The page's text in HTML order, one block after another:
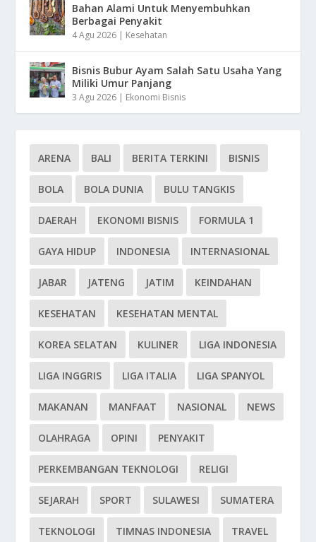
Bahan Alami Untuk Menyembuhkan
Berbagai Penyakit
4 Agu 2026 | Kesehatan
Bisnis Bubur Ayam Salah Satu Usaha Yang
Miliki Umur Panjang
3 Agu 2026 | Ekonomi Bisnis
ARENA BALI BERITA TERKINI BISNIS
BOLA BOLA DUNIA BULU TANGKIS
DAERAH EKONOMI BISNIS FORMULA 1
GAYA HIDUP INDONESIA INTERNASIONAL
JABAR JATENG JATIM KEINDAHAN
KESEHATAN KESEHATAN MENTAL
KOREA SELATAN KULINER LIGA INDONESIA
LIGA INGGRIS LIGA ITALIA LIGA SPANYOL
MAKANAN MANFAAT NASIONAL NEWS
OLAHRAGA OPINI PENYAKIT
PERKEMBANGAN TEKNOLOGI RELIGI
SEJARAH SPORT SULAWESI SUMATERA
TEKNOLOGI TIMNAS INDONESIA TRAVEL